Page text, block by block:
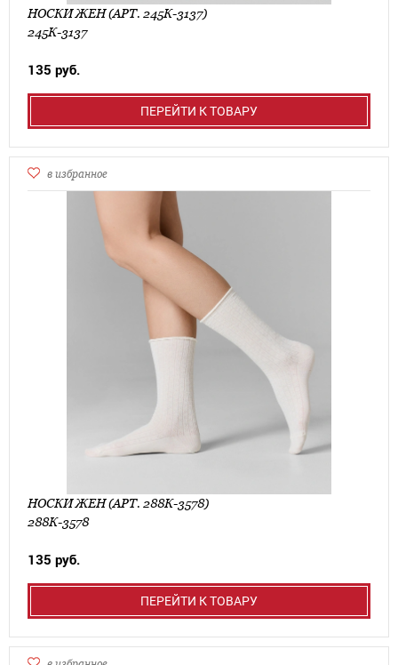
НОСКИ ЖЕН (АРТ. 245К-3137)
245К-3137
135 руб.
ПЕРЕЙТИ К ТОВАРУ
в избранное
НОСКИ ЖЕН (АРТ. 288К-3578)
288К-3578
135 руб.
ПЕРЕЙТИ К ТОВАРУ